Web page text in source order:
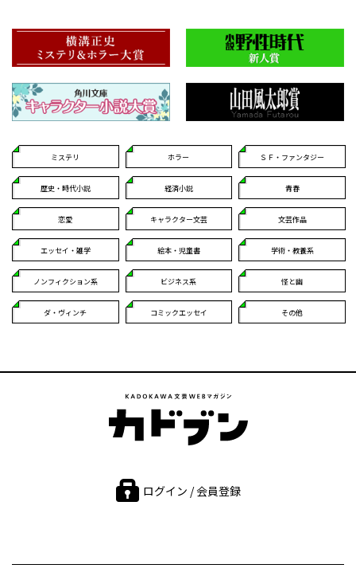
ミステリ ホラー ＳＦ・ファンタジー
歴史・時代小説 経済小説 青春
恋愛 キャラクター文芸 文芸作品
エッセイ・雑学 絵本・児童書 学術・教養系
ノンフィクション系 ビジネス系 怪と幽
ダ・ヴィンチ コミックエッセイ その他
ログイン / 会員登録